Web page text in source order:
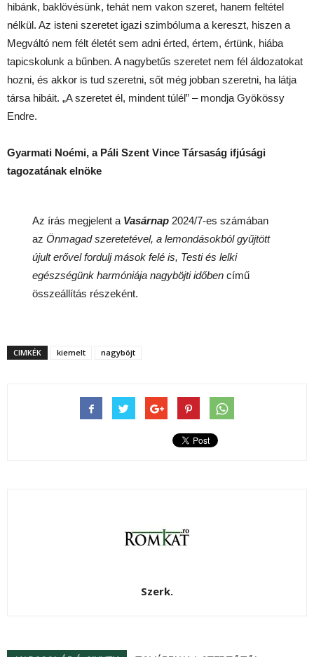
hibánk, baklövésünk, tehát nem vakon szeret, hanem feltétel
nélkül. Az isteni szeretet igazi szimbóluma a kereszt, hiszen a
Megváltó nem félt életét sem adni érted, értem, értünk, hiába
tapicskolunk a bűnben. A nagybetűs szeretet nem fél áldozatokat
hozni, és akkor is tud szeretni, sőt még jobban szeretni, ha látja
társa hibáit. „A szeretet él, mindent túlél” – mondja Gyökössy
Endre.
Gyarmati Noémi, a Páli Szent Vince Társaság ifjúsági
tagozatának elnöke
Az írás megjelent a Vasárnap2024/7-es számában
az Önmagad szeretetével, a lemondásokból gyűjtött
újult erővel fordulj mások felé is, Testi és lelki
egészségünk harmóniája nagyböjti időbencímű
összeállítás részeként.
CIMKÉK kiemelt nagyböjt
Szerk.